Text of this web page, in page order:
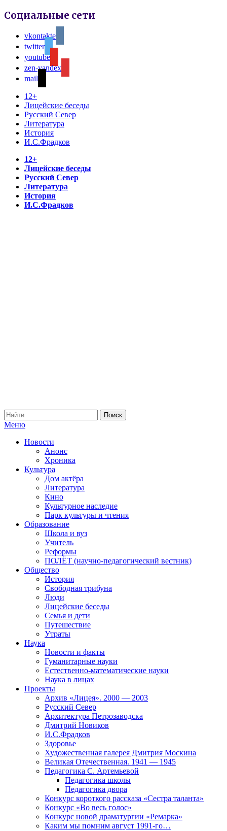
Социальные сети
vkontakte
twitter
youtube
zen-yandex
mail
12+
Лицейские беседы
Русский Север
Литература
История
И.С.Фрадков
12+
Лицейские беседы
Русский Север
Литература
История
И.С.Фрадков
Меню
Новости
Анонс
Хроника
Культура
Дом актёра
Литература
Кино
Культурное наследие
Парк культуры и чтения
Образование
Школа и вуз
Учитель
Реформы
ПОЛЁТ (научно-педагогический вестник)
Общество
История
Свободная трибуна
Люди
Лицейские беседы
Семья и дети
Путешествие
Утраты
Наука
Новости и факты
Гуманитарные науки
Естественно-математические науки
Наука в лицах
Проекты
Архив «Лицея». 2000 — 2003
Русский Север
Архитектура Петрозаводска
Дмитрий Новиков
И.С.Фрадков
Здоровье
Художественная галерея Дмитрия Москина
Великая Отечественная. 1941 — 1945
Педагогика С. Артемьевой
Педагогика школы
Педагогика двора
Конкурс короткого рассказа «Сестра таланта»
Конкурс «Во весь голос»
Конкурс новой драматургии «Ремарка»
Каким мы помним август 1991-го…